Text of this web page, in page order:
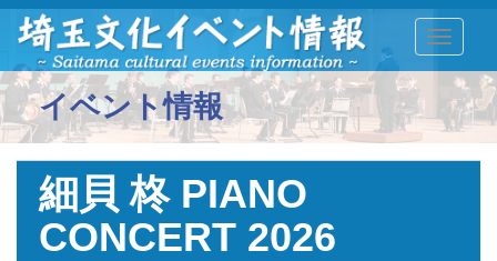
イベント情報
細貝 柊 PIANO
CONCERT 2026